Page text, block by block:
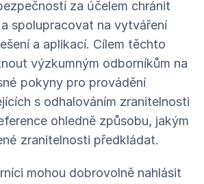
za účelem chránit
spolupracovat na vytváření
a aplikací. Cílem těchto
výzkumným odborníkům na
pokyny pro provádění
s odhalováním zranitelnosti
ohledně způsobu, jakým
zranitelnosti předkládat.
mohou dobrovolně nahlásit